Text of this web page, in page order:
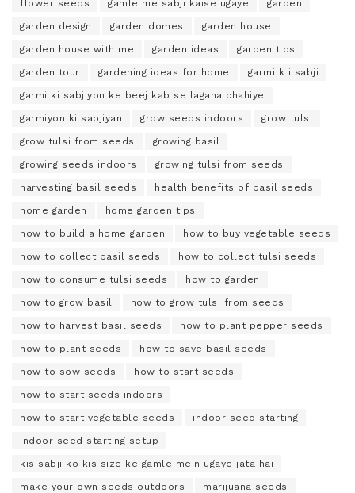
flower seeds gamle me sabji kaise ugaye garden
garden design garden domes garden house
garden house with me garden ideas garden tips
garden tour gardening ideas for home garmi k i sabji
garmi ki sabjiyon ke beej kab se lagana chahiye
garmiyon ki sabjiyan grow seeds indoors grow tulsi
grow tulsi from seeds growing basil
growing seeds indoors growing tulsi from seeds
harvesting basil seeds health benefits of basil seeds
home garden home garden tips
how to build a home garden how to buy vegetable seeds
how to collect basil seeds how to collect tulsi seeds
how to consume tulsi seeds how to garden
how to grow basil how to grow tulsi from seeds
how to harvest basil seeds how to plant pepper seeds
how to plant seeds how to save basil seeds
how to sow seeds how to start seeds
how to start seeds indoors
how to start vegetable seeds indoor seed starting
indoor seed starting setup
kis sabji ko kis size ke gamle mein ugaye jata hai
make your own seeds outdoors marijuana seeds